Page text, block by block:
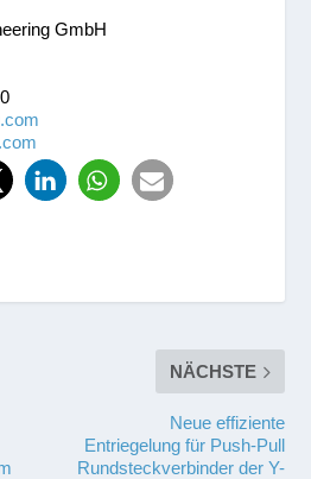
GmbH
NÄCHSTE
Neue effiziente
Entriegelung für Push-Pull
Rundsteckverbinder der Y-